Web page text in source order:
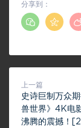
分享到：
上一篇
史诗巨制万众
兽世界》4K电
沸腾的震撼！